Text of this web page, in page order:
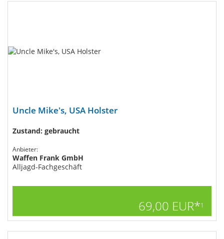
Uncle Mike's, USA Holster
Zustand: gebraucht
Anbieter:
Waffen Frank GmbH
Alljagd-Fachgeschäft
69,00 EUR*1